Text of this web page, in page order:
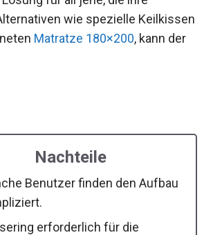
wie spezielle Keilkissen
Matratze 180×200, kann der
Nachteile
Benutzer finden den Aufbau
erforderlich für die